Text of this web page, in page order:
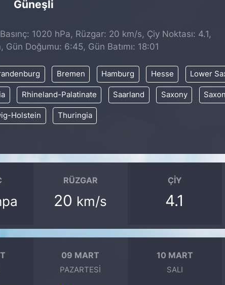
Güneşli
1020 hPa, Rüzgar: 20 km/s, Çiy Noktası: 4.1,
Doğumu: 6:45, Gün Batımı: 18:01
Bremen Hamburg Hesse Lower
Rhineland-Palatinate Saarland Saxony
Holstein Thuringia
RÜZGAR
20 km/s
ÇIY
4.1
09 MART
PAZARTESI
10 MART
SALI